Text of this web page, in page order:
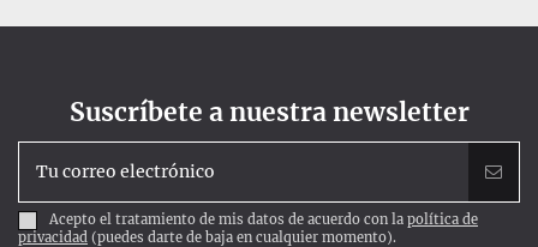
Suscríbete a nuestra newsletter
Acepto el tratamiento de mis datos de acuerdo con la política de
privacidad (puedes darte de baja en cualquier momento).